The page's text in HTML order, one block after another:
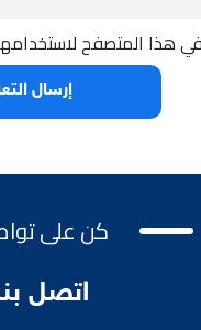
هذا المتصفح
كن على
اتصل